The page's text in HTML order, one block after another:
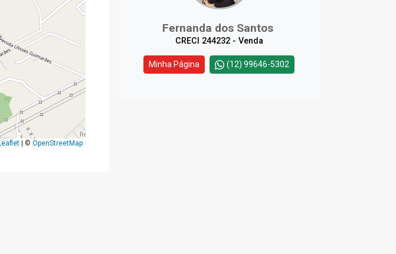
© OpenStreetMap
Fernanda dos Santos
CRECI 244232 - Venda
Minha Página (12) 99646-5302